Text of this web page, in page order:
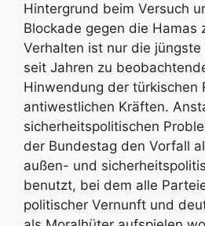
Hintergrund beim Versuch
Blockade gegen die Hamas
Verhalten ist nur die jüngste
seit Jahren zu
Hinwendung der türkischen
antiwestlichen Kräften.
sicherheitspolitischen
der Bundestag den Vorfall
außen- und
benutzt, bei dem alle
politischer Vernunft und